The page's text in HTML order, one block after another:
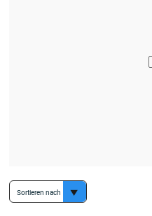
Sortieren nach